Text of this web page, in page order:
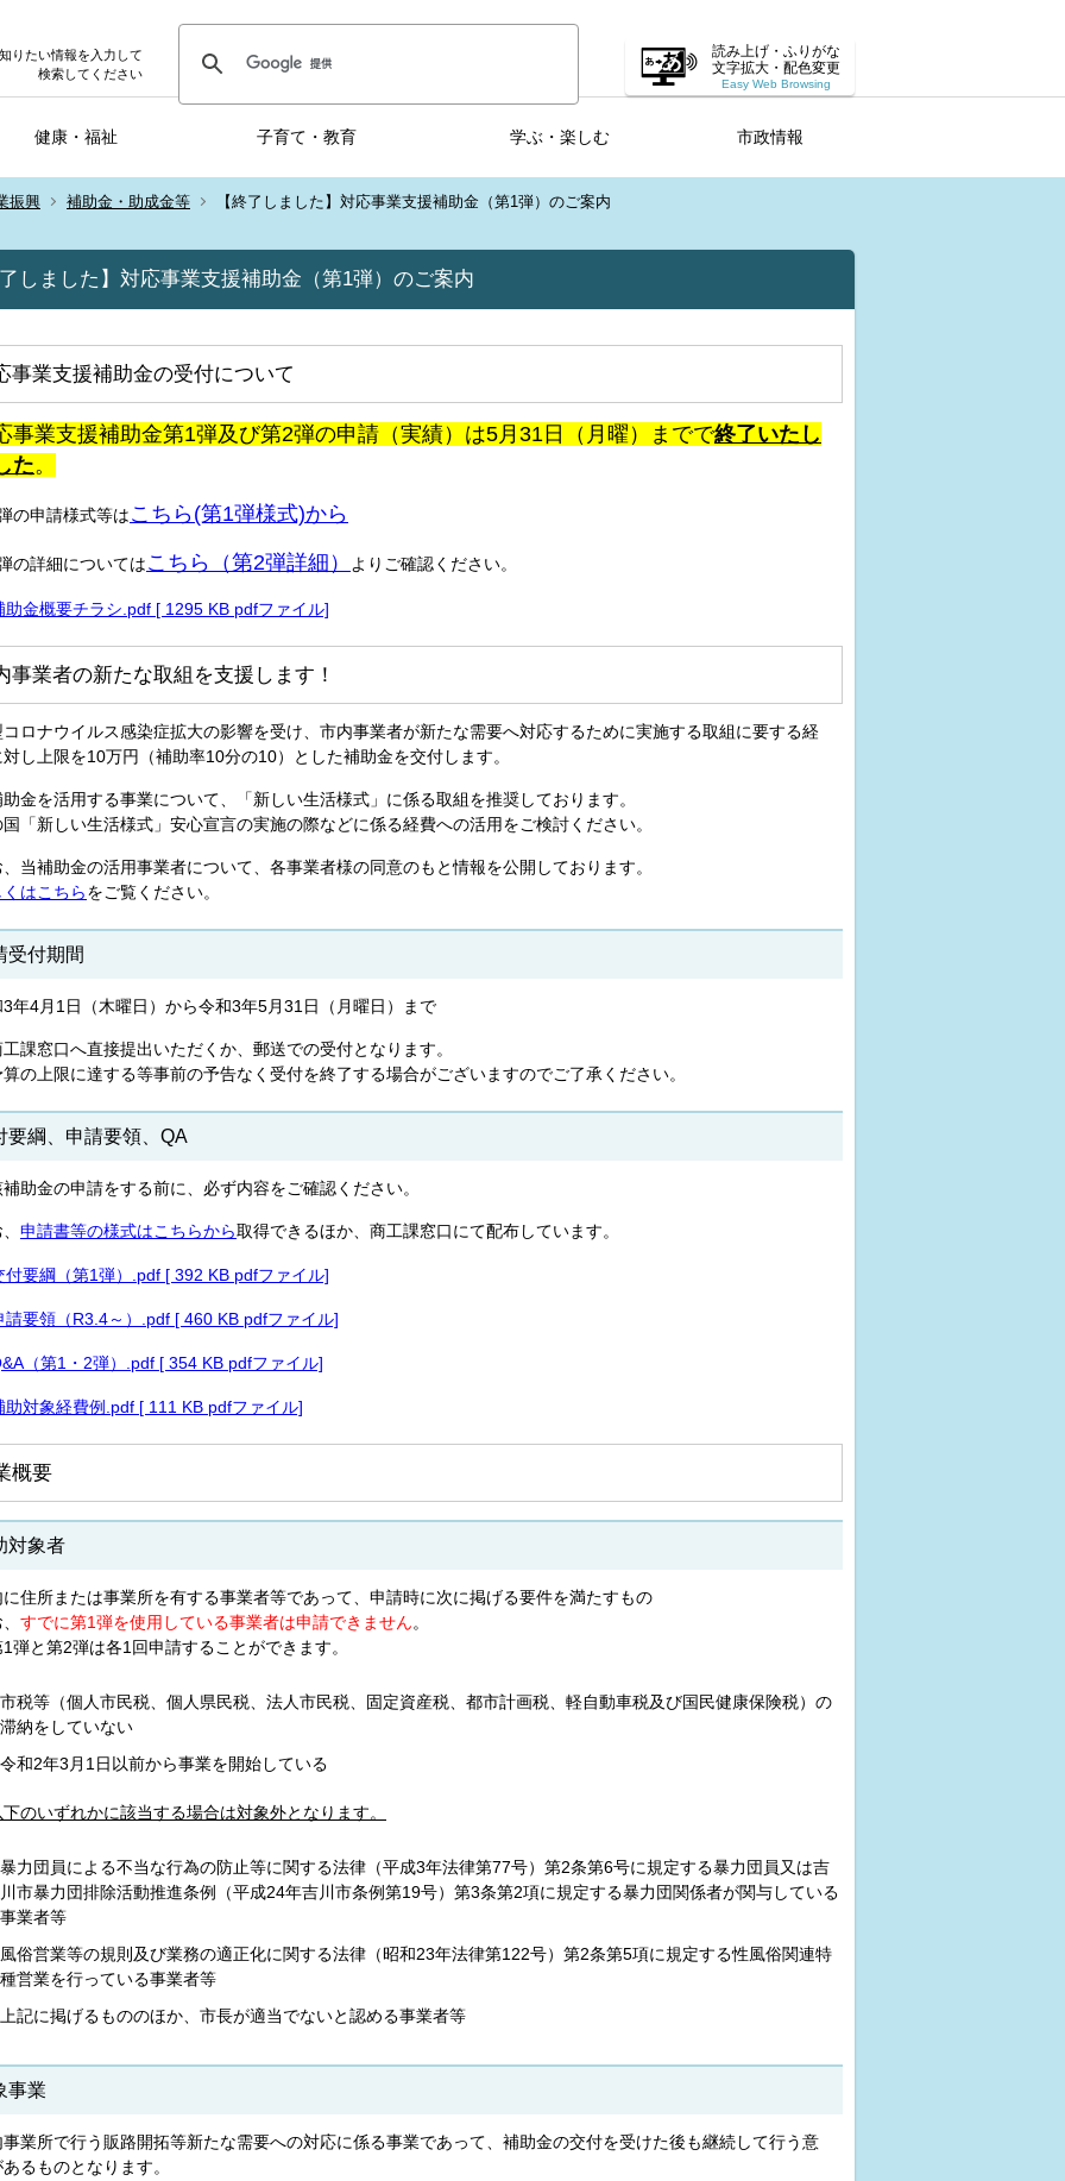
りたい情報を入力して
検索してください
読み上げ・ふりがな
文字拡大・配色変更
Easy Web Browsing
健康・福祉 子育て・教育 学ぶ・楽しむ 市政情報
振興 補助金・助成金等 【終了しました】対応事業支援補助金（第1弾）のご案内
しました】対応事業支援補助金（第1弾）のご案内
事業支援補助金の受付について
事業支援補助金第1弾及び第2弾の申請（実績）は5月31日（月曜）までで終了いたし
た。
の申請様式等はこちら(第1弾様式)から
の詳細についてはこちら（第2弾詳細） よりご確認ください。
助金概要チラシ.pdf [ 1295 KB pdfファイル]
事業者の新たな取組を支援します！
コロナウイルス感染症拡大の影響を受け、市内事業者が新たな需要へ対応するために実施する取組に要する経
し上限を10万円（補助率10分の10）とした補助金を交付します。
金を活用する事業について、「新しい生活様式」に係る取組を推奨しております。
「新しい生活様式」安心宣言の実施の際などに係る経費への活用をご検討ください。
当補助金の活用事業者について、各事業者様の同意のもと情報を公開しております。
はこちらをご覧ください。
受付期間
3年4月1日（木曜日）から令和3年5月31日（月曜日）まで
課窓口へ直接提出いただくか、郵送での受付となります。
の上限に達する等事前の予告なく受付を終了する場合がございますのでご了承ください。
要綱、申請要領、QA
助金の申請をする前に、必ず内容をご確認ください。
申請書等の様式はこちらから取得できるほか、商工課窓口にて配布しています。
付要綱（第1弾）.pdf [ 392 KB pdfファイル]
請要領（R3.4～）.pdf [ 460 KB pdfファイル]
（第1・2弾）.pdf [ 354 KB pdfファイル]
助対象経費例.pdf [ 111 KB pdfファイル]
概要
対象者
に住所または事業所を有する事業者等であって、申請時に次に掲げる要件を満たすもの
すでに第1弾を使用している事業者は申請できません。
弾と第2弾は各1回申請することができます。
市税等（個人市民税、個人県民税、法人市民税、固定資産税、都市計画税、軽自動車税及び国民健康保険税）の
滞納をしていない
令和2年3月1日以前から事業を開始している
のいずれかに該当する場合は対象外となります。
暴力団員による不当な行為の防止等に関する法律（平成3年法律第77号）第2条第6号に規定する暴力団員又は吉
川市暴力団排除活動推進条例（平成24年吉川市条例第19号）第3条第2項に規定する暴力団関係者が関与している
事業者等
風俗営業等の規則及び業務の適正化に関する法律（昭和23年法律第122号）第2条第5項に規定する性風俗関連特
種営業を行っている事業者等
上記に掲げるもののほか、市長が適当でないと認める事業者等
事業
事業所で行う販路開拓等新たな需要への対応に係る事業であって、補助金の交付を受けた後も継続して行う意
るものとなります。